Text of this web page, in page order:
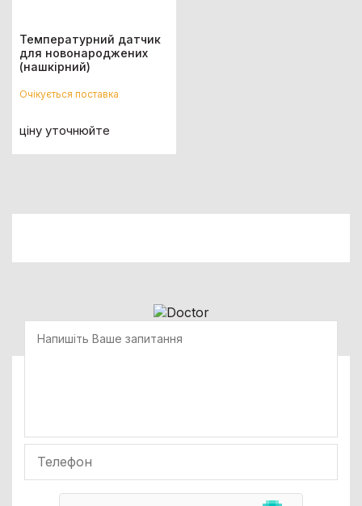
Температурний датчик
для новонароджених
(нашкірний)
Очікується поставка
ціну уточнюйте